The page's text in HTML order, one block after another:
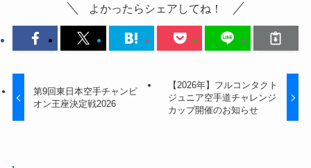
よかったらシェアしてね！
第9回東日本空手チャンピ
オン王座決定戦2026
【2026年】フルコンタクト
ジュニア空手道チャレンジ
カップ開催のお知らせ